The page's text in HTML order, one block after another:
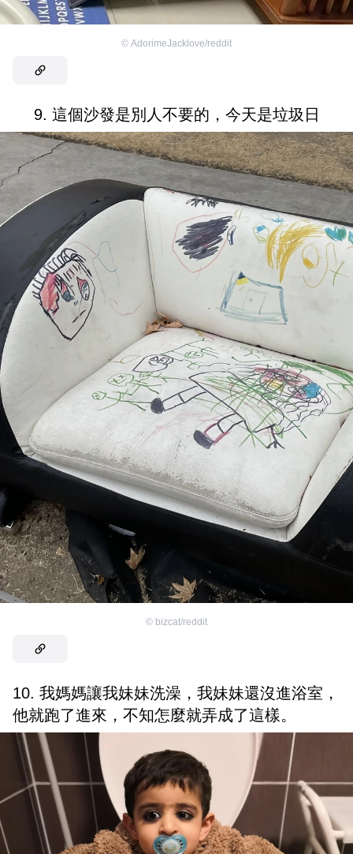
© AdorimeJacklove/reddit
9. 這個沙發是別人不要的，今天是垃圾日
© bizcat/reddit
10. 我媽媽讓我妹妹洗澡，我妹妹還沒進浴室，
他就跑了進來，不知怎麼就弄成了這樣。